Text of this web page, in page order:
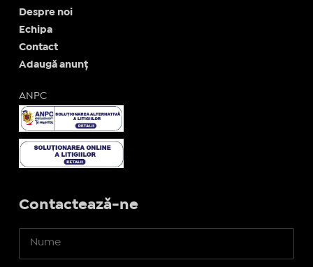
Despre noi
Echipa
Contact
Adaugă anunț
ANPC
Contactează-ne